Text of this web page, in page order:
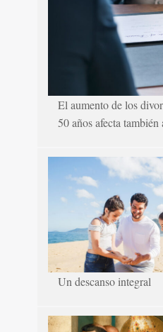
El aumento de los
50 años afecta
Un descanso integral